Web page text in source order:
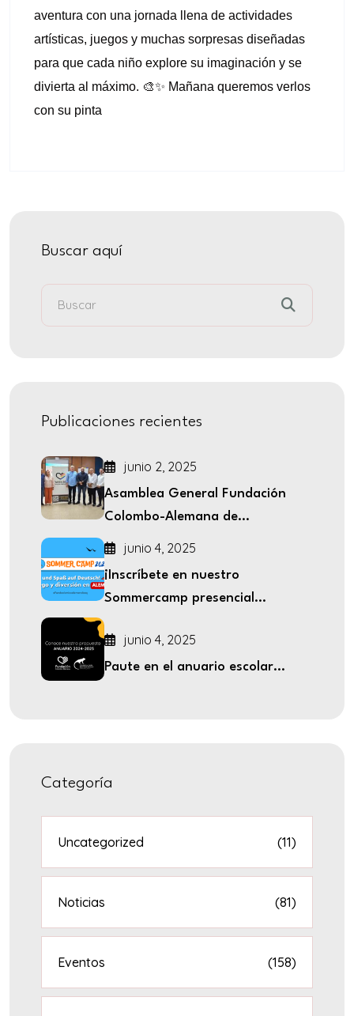
aventura con una jornada llena de actividades
artísticas, juegos y muchas sorpresas diseñadas
para que cada niño explore su imaginación y se
divierta al máximo. 🎨✨ Mañana queremos verlos
con su pinta
Buscar aquí
Publicaciones recientes
junio 2, 2025
Asamblea General Fundación
Colombo-Alemana de...
junio 4, 2025
¡Inscríbete en nuestro
Sommercamp presencial...
junio 4, 2025
Paute en el anuario escolar...
Categoría
Uncategorized (11)
Noticias (81)
Eventos (158)